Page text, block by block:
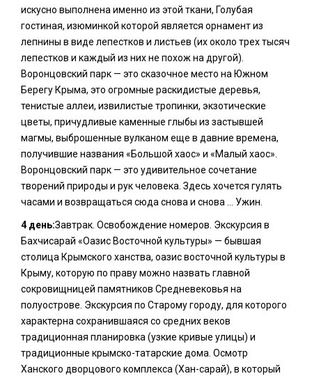
искусно выполнена именно из этой ткани, Голубая
гостиная, изюминкой которой является орнамент из
лепнины в виде лепестков и листьев (их около трех тысяч
лепестков и каждый из них не похож на другой).
Воронцовский парк — это сказочное место на Южном
Берегу Крыма, это огромные раскидистые деревья,
тенистые аллеи, извилистые тропинки, экзотические
цветы, причудливые каменные глыбы из застывшей
магмы, выброшенные вулканом еще в давние времена,
получившие названия «Большой хаос» и «Малый хаос».
Воронцовский парк — это удивительное сочетание
творений природы и рук человека. Здесь хочется гулять
часами и возвращаться сюда снова и снова … Ужин.
4 день:Завтрак. Освобождение номеров. Экскурсия в
Бахчисарай «Оазис Восточной культуры» — бывшая
столица Крымского ханства, оазис восточной культуры в
Крыму, которую по праву можно назвать главной
сокровищницей памятников Средневековья на
полуострове. Экскурсия по Старому городу, для которого
характерна сохранившаяся со средних веков
традиционная планировка (узкие кривые улицы) и
традиционные крымско-татарские дома. Осмотр
Ханского дворцового комплекса (Хан-сарай), в который